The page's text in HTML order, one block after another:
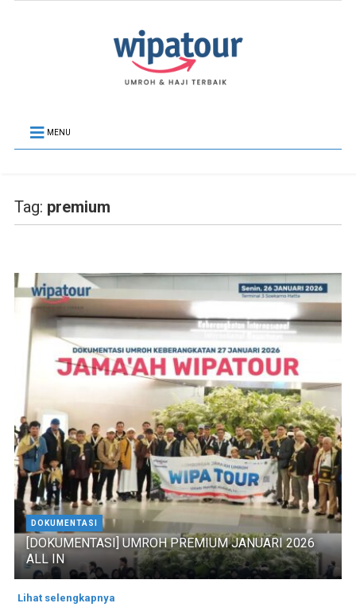
MENU
Tag: premium
DOKUMENTASI
[DOKUMENTASI] UMROH PREMIUM JANUARI 2026
ALL IN
Lihat selengkapnya